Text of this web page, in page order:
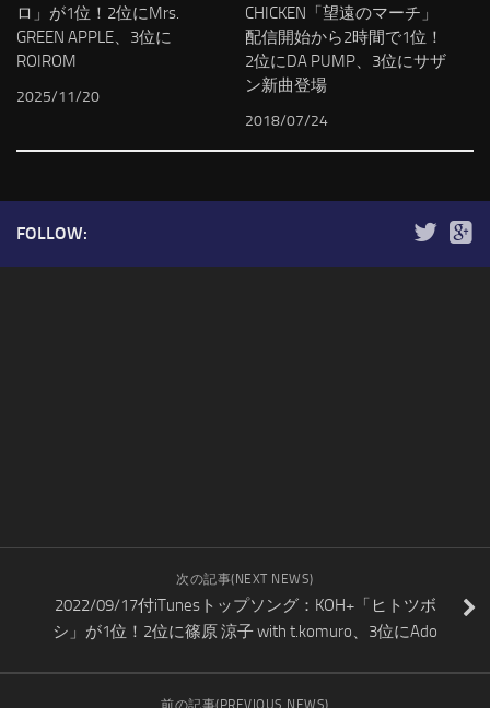
ロ」が1位！2位にMrs.
GREEN APPLE、3位に
ROIROM
2025/11/20
CHICKEN「望遠のマーチ」
配信開始から2時間で1位！
2位にDA PUMP、3位にサザ
ン新曲登場
2018/07/24
FOLLOW:
次の記事(NEXT NEWS)
2022/09/17付iTunesトップソング：KOH+「ヒトツボ
シ」が1位！2位に篠原 涼子 with t.komuro、3位にAdo
前の記事(PREVIOUS NEWS)